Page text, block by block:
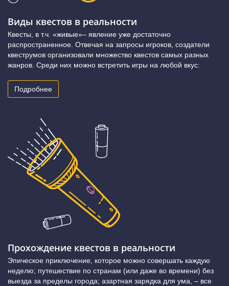
Виды квестов в реальности
Квесты, в т.ч. «живые»– явление уже достаточно
распространенное. Отвечая на запросы игроков, создатели
квеструмов организовали множество квестов самых разных
жанров. Среди них можно встретить игры на любой вкус:
Подробнее
Прохождение квестов в реальности
Эпическое приключение, которое можно совершать каждую
неделю; путешествие по странам (или даже во времени) без
выезда за пределы города; азартная зарядка для ума, – все